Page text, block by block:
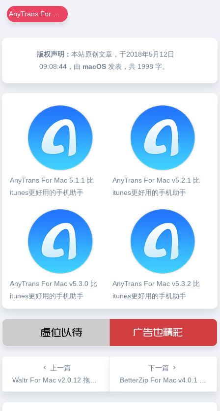
版权声明：本站原创文章，于2018年5月12日
09:08:44 ，由 macOS 发表，共 1998 字。
AnyTrans For Mac 5.1.1 比
itunes更好用的手机助手
AnyTrans For Mac v5.2.1 比
itunes更好用的手机助手
AnyTrans For Mac v5.3.0 比
itunes更好用的手机助手
AnyTrans For Mac v5.3.2 比
itunes更好用的手机助手
上一篇
Waltr For Mac v2.0.12 拖拽传输文件支持设置iPhone铃声
下一篇
BetterZip For Mac v4.0.1 破解版 Mac下最好的压缩工具